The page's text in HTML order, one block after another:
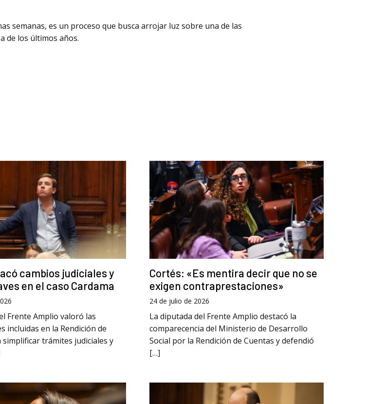
semanas, es un proceso que busca arrojar luz sobre una de las
de los últimos años.
cambios judiciales y
en el caso Cardama
Frente Amplio valoró las
incluidas en la Rendición de
simplificar trámites judiciales y
Cortés: «Es mentira decir que no se
exigen contraprestaciones»
24 de julio de 2026
La diputada del Frente Amplio destacó la
comparecencia del Ministerio de Desarrollo
Social por la Rendición de Cuentas y defendió
[…]